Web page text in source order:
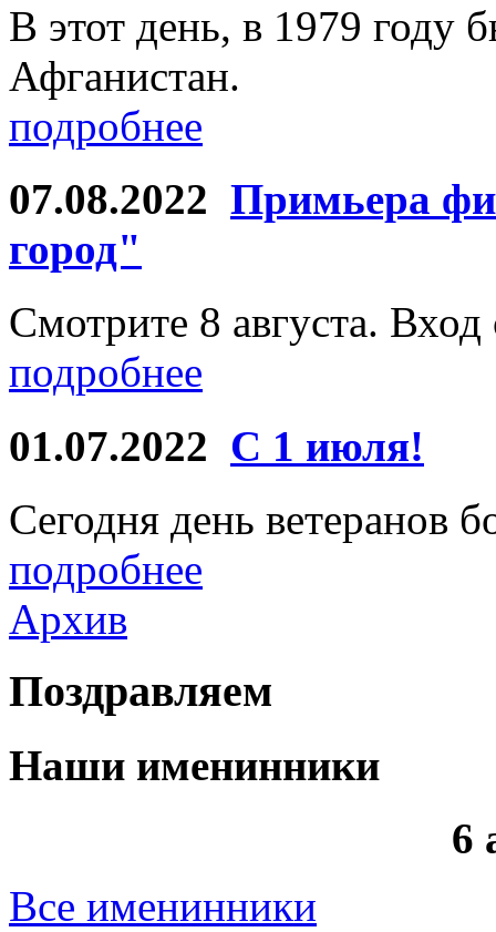
В этот день, в 1979 году
Афганистан.
подробнее
07.08.2022 Примьера
город"
Смотрите 8 августа.
подробнее
01.07.2022 С 1 июля!
Сегодня день ветеранов
подробнее
Архив
Поздравляем
Наши именинники
6
Все именинники